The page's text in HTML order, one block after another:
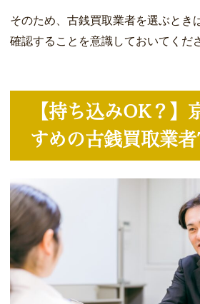
そのため、古銭買取業者を選ぶとき
確認することを意識しておいてくだ
【持ち込みOK？】
すめの古銭買取業者